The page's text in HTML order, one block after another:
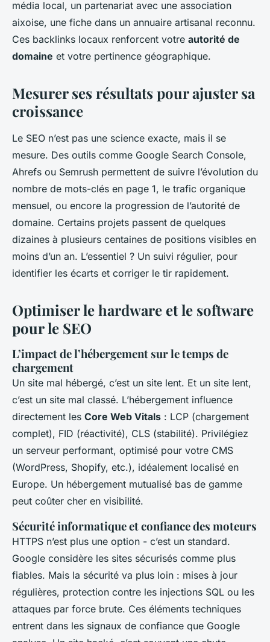
média local, un partenariat avec une association
aixoise, une fiche dans un annuaire artisanal reconnu.
Ces backlinks locaux renforcent votre autorité de
domaine et votre pertinence géographique.
Mesurer ses résultats pour ajuster sa
croissance
Le SEO n’est pas une science exacte, mais il se
mesure. Des outils comme Google Search Console,
Ahrefs ou Semrush permettent de suivre l’évolution du
nombre de mots-clés en page 1, le trafic organique
mensuel, ou encore la progression de l’autorité de
domaine. Certains projets passent de quelques
dizaines à plusieurs centaines de positions visibles en
moins d’un an. L’essentiel ? Un suivi régulier, pour
identifier les écarts et corriger le tir rapidement.
Optimiser le hardware et le software
pour le SEO
L’impact de l’hébergement sur le temps de
chargement
Un site mal hébergé, c’est un site lent. Et un site lent,
c’est un site mal classé. L’hébergement influence
directement les Core Web Vitals : LCP (chargement
complet), FID (réactivité), CLS (stabilité). Privilégiez
un serveur performant, optimisé pour votre CMS
(WordPress, Shopify, etc.), idéalement localisé en
Europe. Un hébergement mutualisé bas de gamme
peut coûter cher en visibilité.
Sécurité informatique et confiance des moteurs
HTTPS n’est plus une option - c’est un standard.
Google considère les sites sécurisés comme plus
fiables. Mais la sécurité va plus loin : mises à jour
régulières, protection contre les injections SQL ou les
attaques par force brute. Ces éléments techniques
entrent dans les signaux de confiance que Google